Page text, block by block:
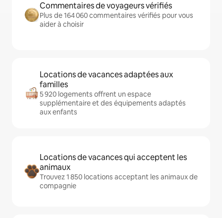
Commentaires de voyageurs vérifiés
Plus de 164 060 commentaires vérifiés pour vous
aider à choisir
Locations de vacances adaptées aux
familles
5 920 logements offrent un espace
supplémentaire et des équipements adaptés
aux enfants
Locations de vacances qui acceptent les
animaux
Trouvez 1 850 locations acceptant les animaux de
compagnie